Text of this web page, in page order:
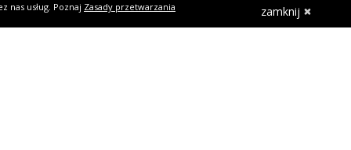
nas usług. Poznaj Zasady przetwarzania zamknij